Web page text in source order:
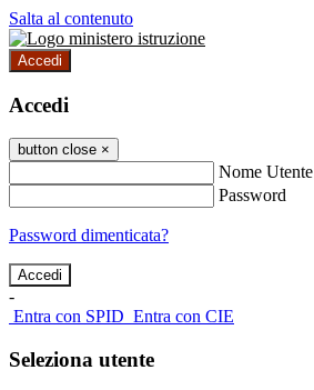
Salta al contenuto
Accedi
Accedi
button close ×
Nome Utente
Password
Password dimenticata?
-
Entra con SPID Entra con CIE
Seleziona utente